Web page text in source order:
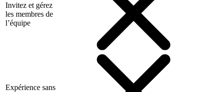
Invitez et gérez
les membres de
l’équipe
Expérience sans